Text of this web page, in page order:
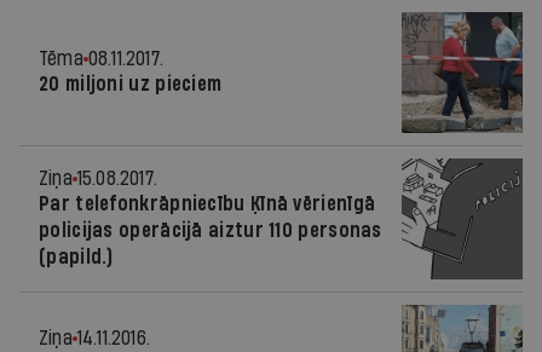
Tēma 08.11.2017.
20 miljoni uz pieciem
Ziņa 15.08.2017.
Par telefonkrāpniecību Ķīnā vērienīgā
policijas operācijā aiztur 110 personas
(papild.)
Ziņa 14.11.2016.